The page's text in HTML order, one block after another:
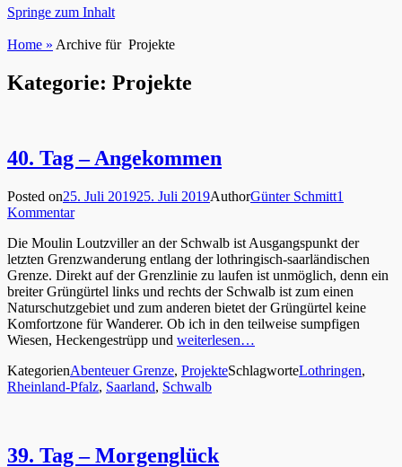
Springe zum Inhalt
Home » Archive für Projekte
Kategorie: Projekte
40. Tag – Angekommen
Posted on25. Juli 201925. Juli 2019AuthorGünter Schmitt1
Kommentar
Die Moulin Loutzviller an der Schwalb ist Ausgangspunkt der
letzten Grenzwanderung entlang der lothringisch-saarländischen
Grenze. Direkt auf der Grenzlinie zu laufen ist unmöglich, denn ein
breiter Grüngürtel links und rechts der Schwalb ist zum einen
Naturschutzgebiet und zum anderen bietet der Grüngürtel keine
Komfortzone für Wanderer. Ob ich in den teilweise sumpfigen
Wiesen, Heckengestrüpp und weiterlesen…
KategorienAbenteuer Grenze, ProjekteSchlagworteLothringen,
Rheinland-Pfalz, Saarland, Schwalb
39. Tag – Morgenglück